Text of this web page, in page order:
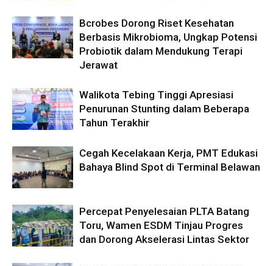
Bcrobes Dorong Riset Kesehatan
Berbasis Mikrobioma, Ungkap Potensi
Probiotik dalam Mendukung Terapi
Jerawat
Walikota Tebing Tinggi Apresiasi
Penurunan Stunting dalam Beberapa
Tahun Terakhir
Cegah Kecelakaan Kerja, PMT Edukasi
Bahaya Blind Spot di Terminal Belawan
Percepat Penyelesaian PLTA Batang
Toru, Wamen ESDM Tinjau Progres
dan Dorong Akselerasi Lintas Sektor